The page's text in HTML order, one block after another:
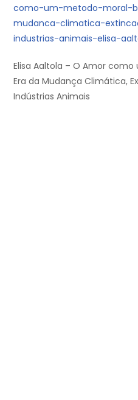
como-um-metodo-moral-
mudanca-climatica-
industrias-animais-elisa-
Elisa Aaltola – O Amor
Era da Mudança Climática,
Indústrias Animais